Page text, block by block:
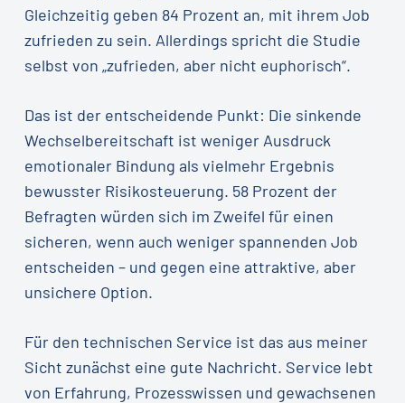
Gleichzeitig geben 84 Prozent an, mit ihrem Job
zufrieden zu sein. Allerdings spricht die Studie
selbst von „zufrieden, aber nicht euphorisch“.
Das ist der entscheidende Punkt: Die sinkende
Wechselbereitschaft ist weniger Ausdruck
emotionaler Bindung als vielmehr Ergebnis
bewusster Risikosteuerung. 58 Prozent der
Befragten würden sich im Zweifel für einen
sicheren, wenn auch weniger spannenden Job
entscheiden – und gegen eine attraktive, aber
unsichere Option.
Für den technischen Service ist das aus meiner
Sicht zunächst eine gute Nachricht. Service lebt
von Erfahrung, Prozesswissen und gewachsenen